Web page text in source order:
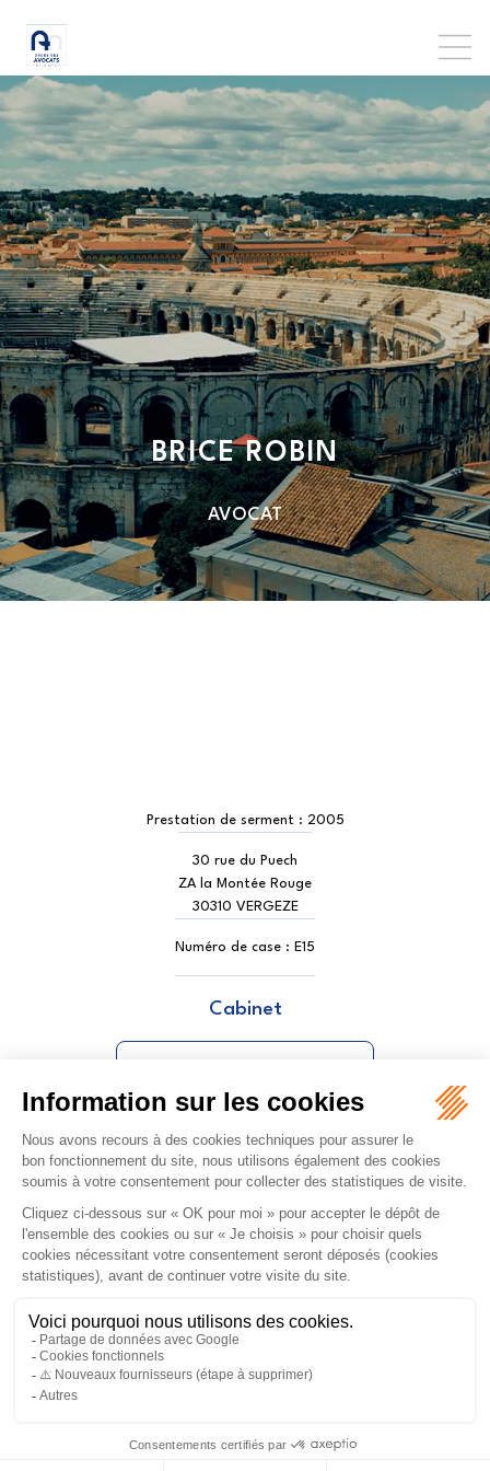
Prestation de serment : 2005
BRICE ROBIN
AVOCAT
30 rue du Puech
ZA la Montée Rouge
30310 VERGEZE
Numéro de case : E15
Cabinet
CREDO AVOCAT
ORDRE DES AVOCATS DE NÎMES
16 rue Régale
30000 NÎMES
NOUS LOCALISER